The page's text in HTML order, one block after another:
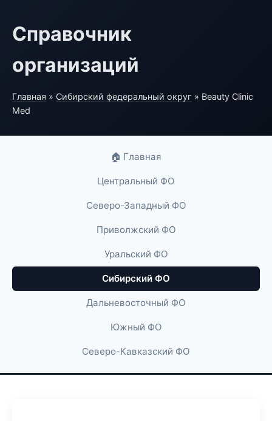
Справочник
организаций
Главная » Сибирский федеральный округ » Beauty Clinic
Med
🏠 Главная
Центральный ФО
Северо-Западный ФО
Приволжский ФО
Уральский ФО
Сибирский ФО
Дальневосточный ФО
Южный ФО
Северо-Кавказский ФО